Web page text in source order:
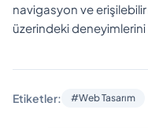
navigasyon ve
üzerindeki
Etiketler: #Web Tasarım